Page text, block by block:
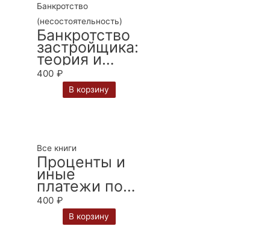
Банкротство
(несостоятельность)
Банкротство
застройщика:
теория и
практика
правопримен
ения:
В. Фролов
400 ₽
В корзину
Все книги
Проценты и
иные
платежи по
кредитному
договору:
монография /
400 ₽
В корзину